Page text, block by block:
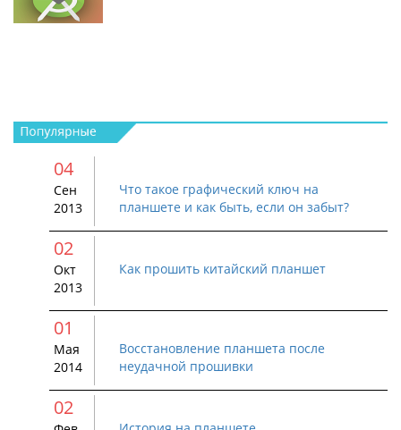
04
Сен
2013
Что такое графический ключ на
планшете и как быть, если он забыт?
02
Окт
2013
Как прошить китайский планшет
01
Мая
2014
Восстановление планшета после
неудачной прошивки
02